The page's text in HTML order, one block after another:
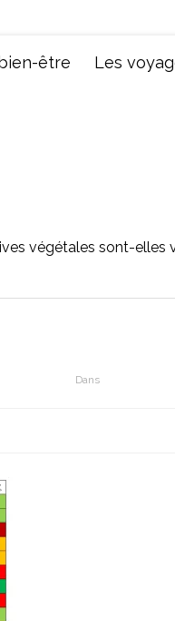
être Les
végétales sont-
Dans